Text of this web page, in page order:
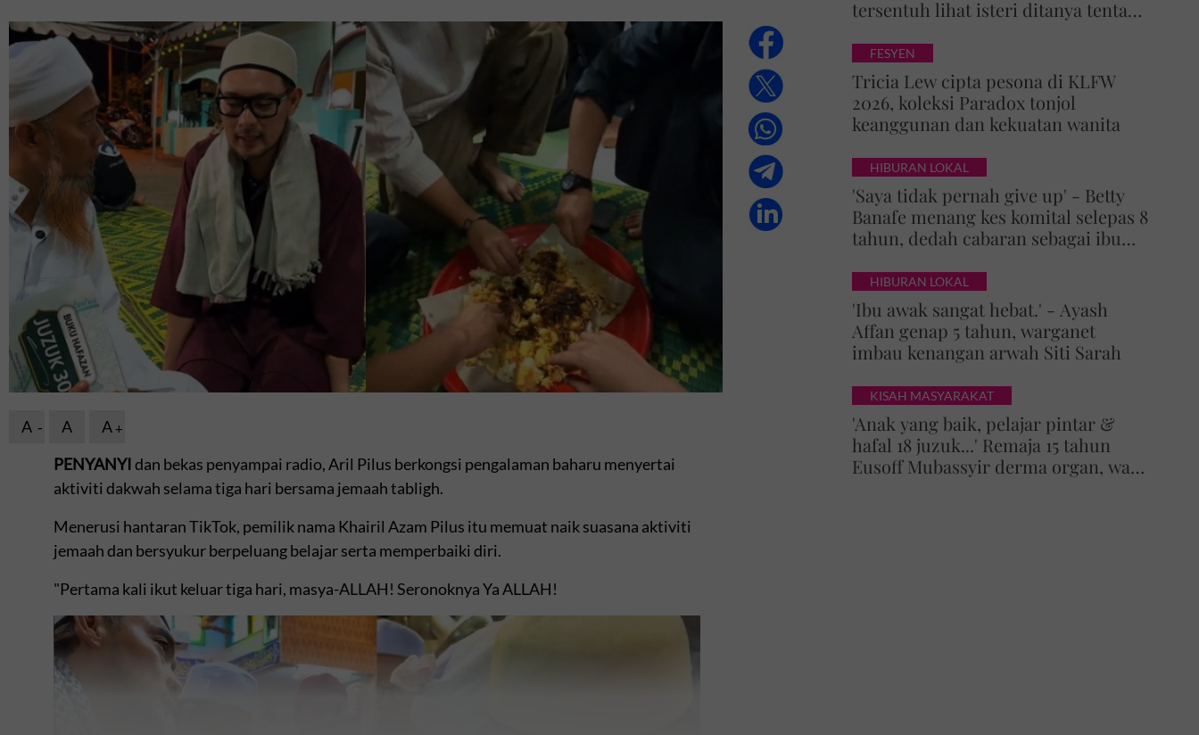
A A
A
PENYANYIdan bekas penyampai radio, Aril Pilus berkongsi pengalaman baharu menyertai
aktiviti dakwah selama tiga hari bersama jemaah tabligh.
Menerusi hantaran TikTok, pemilik nama Khairil Azam Pilus itu memuat naik suasana aktiviti
jemaah dan bersyukur berpeluang belajar serta memperbaiki diri.
"Pertama kali ikut keluar tiga hari, masya-ALLAH! Seronoknya Ya ALLAH!
tersentuh lihat isteri ditanya tentang
FESYEN
Tricia Lew cipta pesona di KLFW
2026, koleksi Paradox tonjol
keanggunan dan kekuatan wanita
HIBURAN LOKAL
'Saya tidak pernah give up' - Betty
Banafe menang kes komital selepas 8
tahun, dedah cabaran sebagai ibu
HIBURAN LOKAL
'Ibu awak sangat hebat.' - Ayash
Affan genap 5 tahun, warganet
imbau kenangan arwah Siti Sarah
KISAH MASYARAKAT
'Anak yang baik, pelajar pintar &
hafal 18 juzuk...' Remaja 15 tahun
Eusoff Mubassyir derma organ, walk